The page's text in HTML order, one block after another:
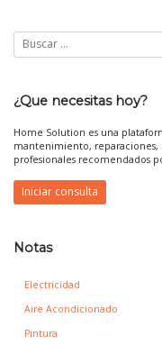
¿Que necesitas hoy?
Home Solution es una
mantenimiento, reparaciones,
profesionales recomendados
Iniciar consulta
Notas
Electricidad
Aire Acondicionado
Pintura